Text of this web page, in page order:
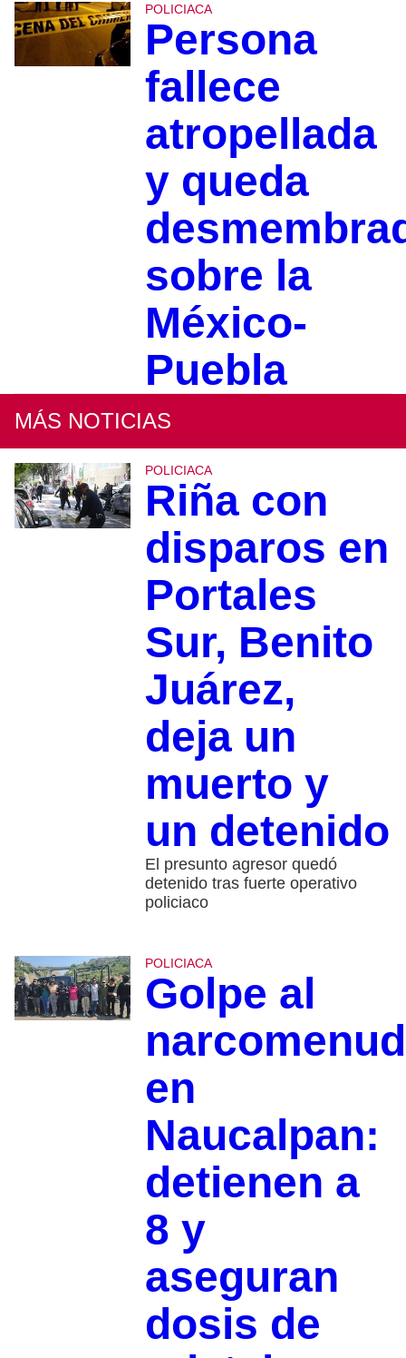
POLICIACA
Persona
fallece
atropellada
y queda
sobre la
México-
Puebla
MÁS NOTICIAS
POLICIACA
Riña con
disparos en
Portales
Sur, Benito
Juárez,
deja un
muerto y
un detenido
El presunto agresor quedó
detenido tras fuerte operativo
policiaco
POLICIACA
Golpe al
en
Naucalpan:
detienen a
8 y
aseguran
dosis de